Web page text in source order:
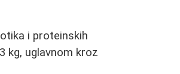
i proteinskih
kg, uglavnom kroz